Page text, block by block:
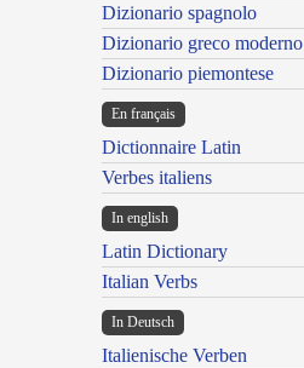
Dizionario spagnolo
Dizionario greco moderno
Dizionario piemontese
En français
Dictionnaire Latin
Verbes italiens
In english
Latin Dictionary
Italian Verbs
In Deutsch
Italienische Verben